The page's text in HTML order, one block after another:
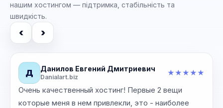
‹
нашим хостингом — підтримка, стабільність та
швидкість.
‹ ›
Д Данилов Евгений Дмитриевич
Danialart.biz
★★★★★
Очень качественный хостинг! Первые 2 вещи
которые меня в нем привлекли, это - наиболее